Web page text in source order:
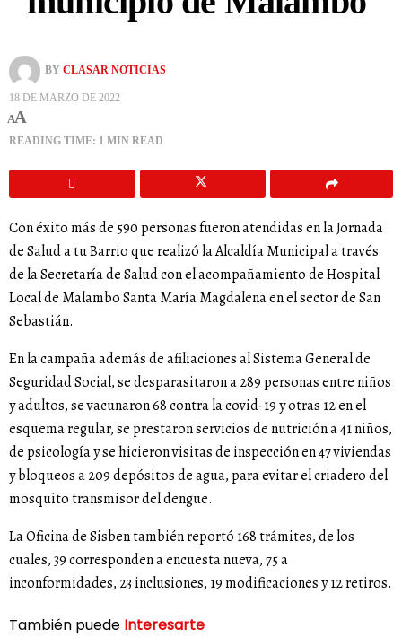
BY CLASAR NOTICIAS
18 DE MARZO DE 2022
AA
READING TIME: 1 MIN READ
Con éxito más de 590 personas fueron atendidas en la Jornada
de Salud a tu Barrio que realizó la Alcaldía Municipal a través
de la Secretaría de Salud con el acompañamiento de Hospital
Local de Malambo Santa María Magdalena en el sector de San
Sebastián.
En la campaña además de afiliaciones al Sistema General de
Seguridad Social, se desparasitaron a 289 personas entre niños
y adultos, se vacunaron 68 contra la covid-19 y otras 12 en el
esquema regular, se prestaron servicios de nutrición a 41 niños,
de psicología y se hicieron visitas de inspección en 47 viviendas
y bloqueos a 209 depósitos de agua, para evitar el criadero del
mosquito transmisor del dengue.
La Oficina de Sisben también reportó 168 trámites, de los
cuales, 39 corresponden a encuesta nueva, 75 a
inconformidades, 23 inclusiones, 19 modificaciones y 12 retiros.
También puede Interesarte